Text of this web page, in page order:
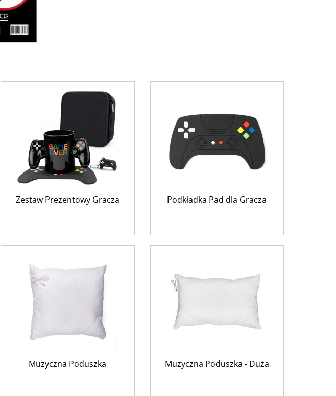
Zestaw Prezentowy Gracza Podkładka Pad dla Gracza
Muzyczna Poduszka Muzyczna Poduszka - Duża